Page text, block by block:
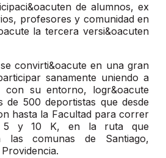
de alumnos, ex
profesores y comunidad en
la tercera versi&oacuten
convirti&oacute en una gran
sanamente uniendo a
con su entorno, logr&oacute
de 500 deportistas que desde
hasta la Facultad para correr
5 y 10 K, en la ruta que
las comunas de Santiago,